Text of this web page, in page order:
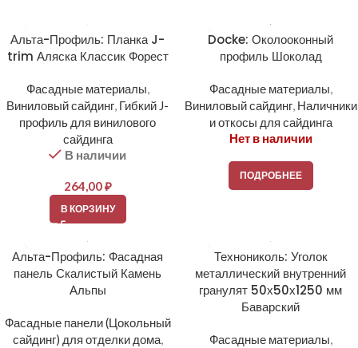
Альта-Профиль: Планка J-
trim Аляска Классик Форест
Фасадные материалы,
Виниловый сайдинг, Гибкий J-
профиль для винилового
сайдинга
В наличии
264,00₽
В КОРЗИНУ
Docke: Околооконный
профиль Шоколад
Фасадные материалы,
Виниловый сайдинг, Наличники
и откосы для сайдинга
Нет в наличии
ПОДРОБНЕЕ
Альта-Профиль: Фасадная
панель Скалистый Камень
Альпы
Фасадные панели (Цокольный
сайдинг) для отделки дома,
Технониколь: Уголок
металлический внутренний
гранулят 50х50х1250 мм
Баварский
Фасадные материалы,